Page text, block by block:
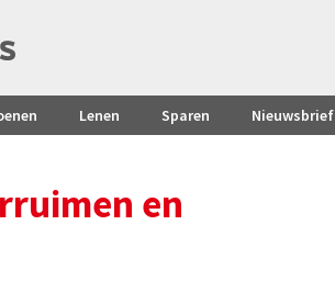
Lenen Sparen Nieuwsbrief
en